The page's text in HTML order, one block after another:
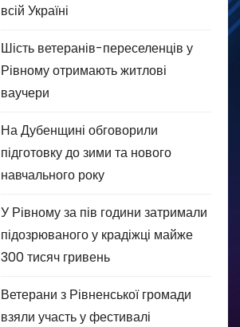
всій Україні
Шість ветеранів-переселенців у
Рівному отримають житлові
ваучери
На Дубенщині обговорили
підготовку до зими та нового
навчального року
У Рівному за пів години затримали
підозрюваного у крадіжці майже
300 тисяч гривень
Ветерани з Рівненської громади
взяли участь у фестивалі